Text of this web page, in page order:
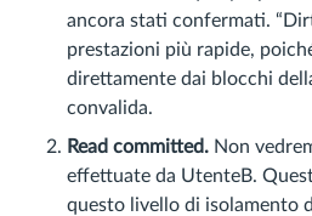
ancora stati confermati.
prestazioni più rapide,
direttamente dai blocchi
convalida.
Read committed. Non
effettuate da UtenteB.
questo livello di isolamento